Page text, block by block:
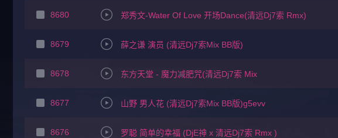
8680 郑秀文-Water Of Love 开场Dance(清远Dj7索 Rmx)
8679 薛之谦 演员 (清远Dj7索Mix BB版)
8678 东方天堂 - 魔力减肥咒(清远Dj7索 Mix
8677 山野 男人花 (清远Dj7索Mix BB版)g5evv
8676 罗聪 简单的幸福 (DjE神 x 清远Dj7索 Rmx )